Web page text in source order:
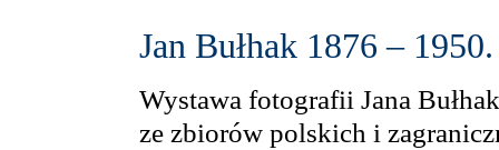
Jan Bułhak 1876 –
Wystawa fotografii Jana
ze zbiorów polskich i